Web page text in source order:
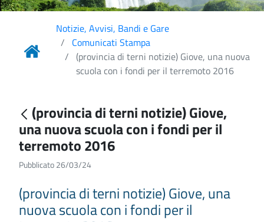
Notizie, Avvisi, Bandi e Gare
Comunicati Stampa
(provincia di terni notizie) Giove, una nuova
scuola con i fondi per il terremoto 2016
(provincia di terni notizie) Giove,
una nuova scuola con i fondi per il
terremoto 2016
Pubblicato 26/03/24
(provincia di terni notizie) Giove, una
nuova scuola con i fondi per il